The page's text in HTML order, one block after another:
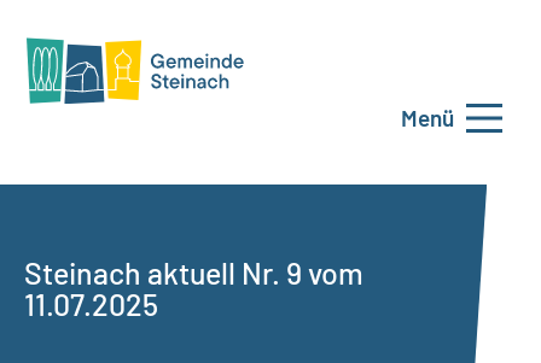
Menü
Steinach aktuell Nr. 9 vom
11.07.2025